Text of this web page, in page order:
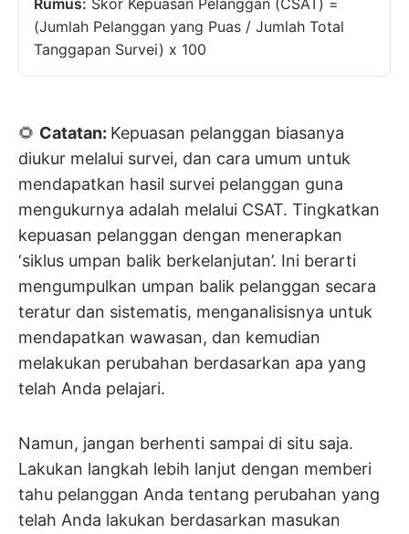
(Jumlah Pelanggan yang Puas / Jumlah Total
Tanggapan Survei) x 100
🌻 Catatan: Kepuasan pelanggan biasanya
diukur melalui survei, dan cara umum untuk
mendapatkan hasil survei pelanggan guna
mengukurnya adalah melalui CSAT. Tingkatkan
kepuasan pelanggan dengan menerapkan
‘siklus umpan balik berkelanjutan’. Ini berarti
mengumpulkan umpan balik pelanggan secara
teratur dan sistematis, menganalisisnya untuk
mendapatkan wawasan, dan kemudian
melakukan perubahan berdasarkan apa yang
telah Anda pelajari.
Namun, jangan berhenti sampai di situ saja.
Lakukan langkah lebih lanjut dengan memberi
tahu pelanggan Anda tentang perubahan yang
telah Anda lakukan berdasarkan masukan